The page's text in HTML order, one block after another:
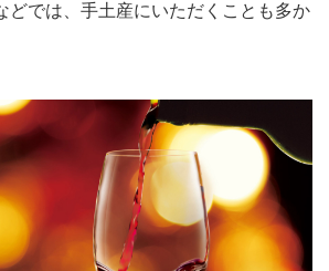
どでは、手土産にいただくことも多か